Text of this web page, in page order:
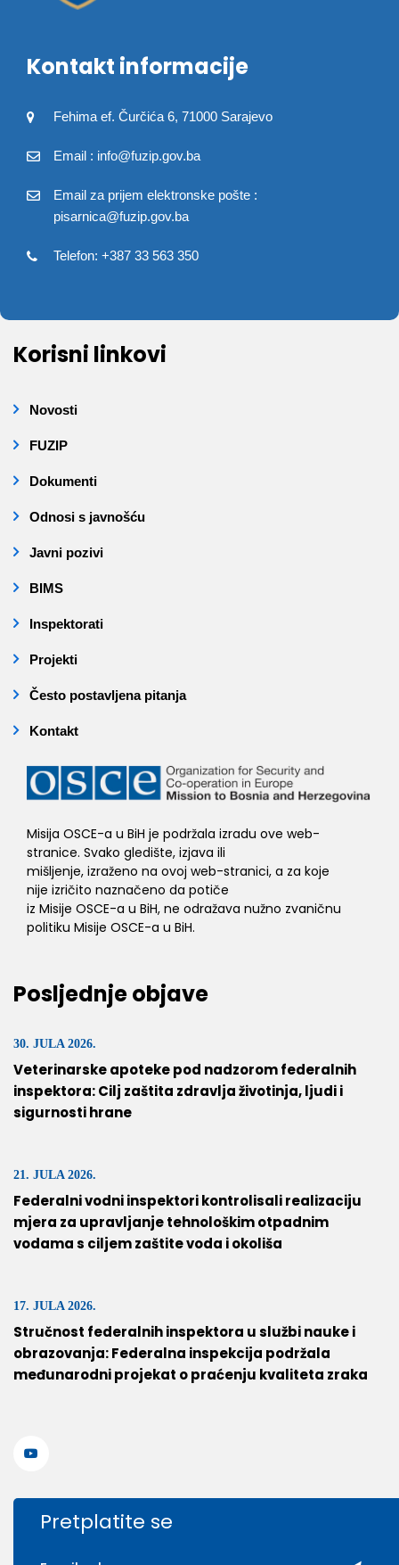
Kontakt informacije
Fehima ef. Čurčića 6, 71000 Sarajevo
Email : info@fuzip.gov.ba
Email za prijem elektronske pošte :
pisarnica@fuzip.gov.ba
Telefon: +387 33 563 350
Korisni linkovi
Novosti
FUZIP
Dokumenti
Odnosi s javnošću
Javni pozivi
BIMS
Inspektorati
Projekti
Često postavljena pitanja
Kontakt
Misija OSCE-a u BiH je podržala izradu ove web-
stranice. Svako gledište, izjava ili
mišljenje, izraženo na ovoj web-stranici, a za koje
nije izričito naznačeno da potiče
iz Misije OSCE-a u BiH, ne odražava nužno zvaničnu
politiku Misije OSCE-a u BiH.
Posljednje objave
30. JULA 2026.
Veterinarske apoteke pod nadzorom federalnih
inspektora: Cilj zaštita zdravlja životinja, ljudi i
sigurnosti hrane
21. JULA 2026.
Federalni vodni inspektori kontrolisali realizaciju
mjera za upravljanje tehnološkim otpadnim
vodama s ciljem zaštite voda i okoliša
17. JULA 2026.
Stručnost federalnih inspektora u službi nauke i
obrazovanja: Federalna inspekcija podržala
međunarodni projekat o praćenju kvaliteta zraka
Pretplatite se